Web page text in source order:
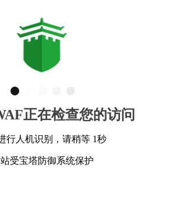
正在检查您的访问
行人机识别，请稍等 1秒
受宝塔防御系统保护